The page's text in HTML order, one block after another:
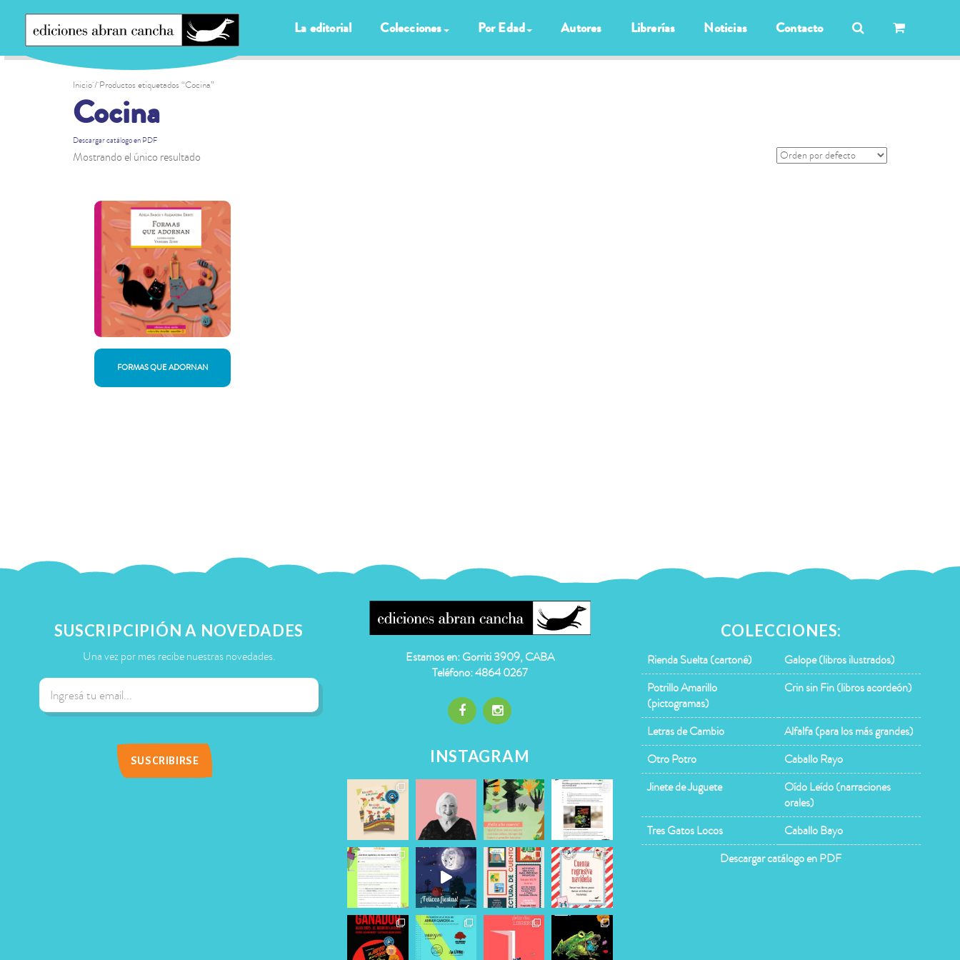
La editorial Colecciones Por Edad Autores Librerías Noticias Contacto
Inicio/ Productos etiquetados “Cocina”
Cocina
Descargar catálogo en PDF
Mostrando el único resultado
FORMAS QUE ADORNAN
SUSCRIPCIPIÓN A NOVEDADES
Una vez por mes recibe nuestras novedades.
Estamos en: Gorriti 3909, CABA
Teléfono: 4864 0267
INSTAGRAM
COLECCIONES:
Rienda Suelta (cartoné)
Galope (libros ilustrados)
Potrillo Amarillo
(pictogramas)
Crin sin Fin (libros acordeón)
Letras de Cambio
Alfalfa (para los más grandes)
Otro Potro
Caballo Rayo
Jinete de Juguete
Oído Leído (narraciones
orales)
Tres Gatos Locos
Caballo Bayo
Descargar catálogo en PDF